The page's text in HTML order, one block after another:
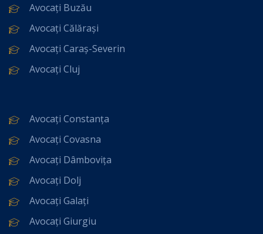
Avocați Buzău
Avocați Călărași
Avocați Caraș-Severin
Avocați Cluj
Avocați Constanța
Avocați Covasna
Avocați Dâmbovița
Avocați Dolj
Avocați Galați
Avocați Giurgiu